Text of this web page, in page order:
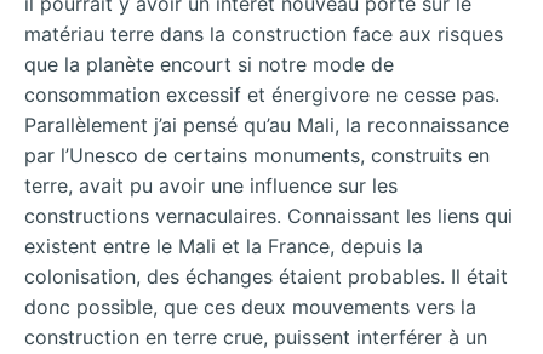
matériau terre dans la construction face aux risques
que la planète encourt si notre mode de
consommation excessif et énergivore ne cesse pas.
Parallèlement j’ai pensé qu’au Mali, la reconnaissance
par l’Unesco de certains monuments, construits en
terre, avait pu avoir une influence sur les
constructions vernaculaires. Connaissant les liens qui
existent entre le Mali et la France, depuis la
colonisation, des échanges étaient probables. Il était
donc possible, que ces deux mouvements vers la
construction en terre crue, puissent interférer à un